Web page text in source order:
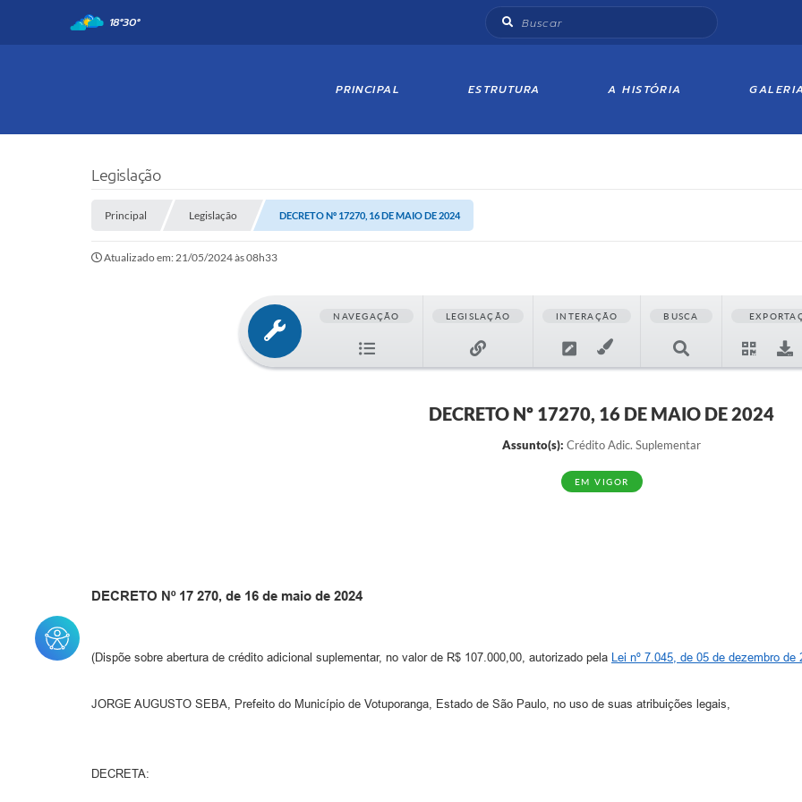
18°30°
PRINCIPAL ESTRUTURA A HISTÓRIA
Legislação
Principal Legislação DECRETO Nº 17270, 16 DE MAIO DE 2024
Atualizado em: 21/05/2024 às 08h33
NAVEGAÇÃO LEGISLAÇÃO INTERAÇÃO BUSCA
DECRETO Nº 17270, 16 DE MAIO DE 2024
Assunto(s): Crédito Adic. Suplementar
EM VIGOR
DECRETO Nº 17 270, de 16 de maio de 2024
(Dispõe sobre abertura de crédito adicional suplementar, no valor de R$ 107.000,00, autorizado pela Lei nº 7.045, de 05 de dezembro de
JORGE AUGUSTO SEBA, Prefeito do Município de Votuporanga, Estado de São Paulo, no uso de suas atribuições legais,
DECRETA: